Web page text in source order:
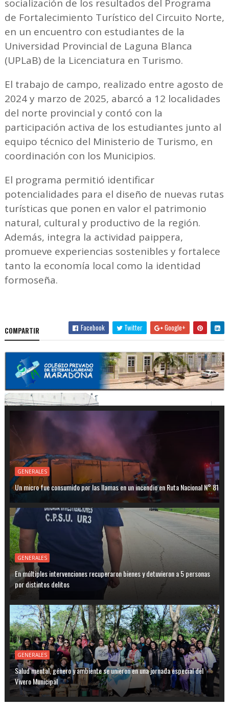
socialización de los resultados del Programa
de Fortalecimiento Turístico del Circuito Norte,
en un encuentro con estudiantes de la
Universidad Provincial de Laguna Blanca
(UPLaB) de la Licenciatura en Turismo.
El trabajo de campo, realizado entre agosto de
2024 y marzo de 2025, abarcó a 12 localidades
del norte provincial y contó con la
participación activa de los estudiantes junto al
equipo técnico del Ministerio de Turismo, en
coordinación con los Municipios.
El programa permitió identificar
potencialidades para el diseño de nuevas rutas
turísticas que ponen en valor el patrimonio
natural, cultural y productivo de la región.
Además, integra la actividad paippera,
promueve experiencias sostenibles y fortalece
tanto la economía local como la identidad
formoseña.
COMPARTIR Facebook Twitter Google+
GENERALES
Un micro fue consumido por las llamas en un incendio en Ruta Nacional N° 81
GENERALES
En múltiples intervenciones recuperaron bienes y detuvieron a 5 personas
por distintos delitos
GENERALES
Salud mental, género y ambiente se unieron en una jornada especial del
Vivero Municipal